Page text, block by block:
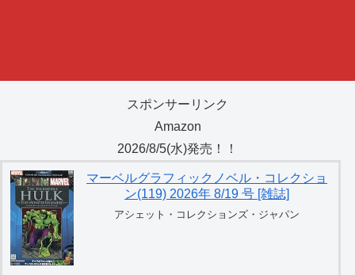
スポンサーリンク
Amazon
2026/8/5(水)発売！！
マーベルグラフィックノベル・コレクショ
ン(119) 2026年 8/19 号 [雑誌]
アシェット・コレクションズ・ジャパン